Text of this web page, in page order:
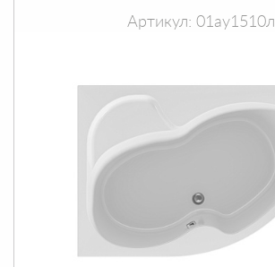
Артикул: 01ау1510л